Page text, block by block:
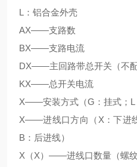
L：铝合金外壳
AX——支路数
BX——支路电流
DX——主回路带总开关（不
KX——总开关电流
X——安装方式（G：挂式；L
X——进线口方向（X：下进
B：后进线）
X（X）——进线口数量（螺纹